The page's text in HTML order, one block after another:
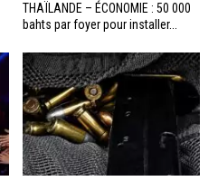
THAÏLANDE – ÉCONOMIE : 50 000
bahts par foyer pour installer...